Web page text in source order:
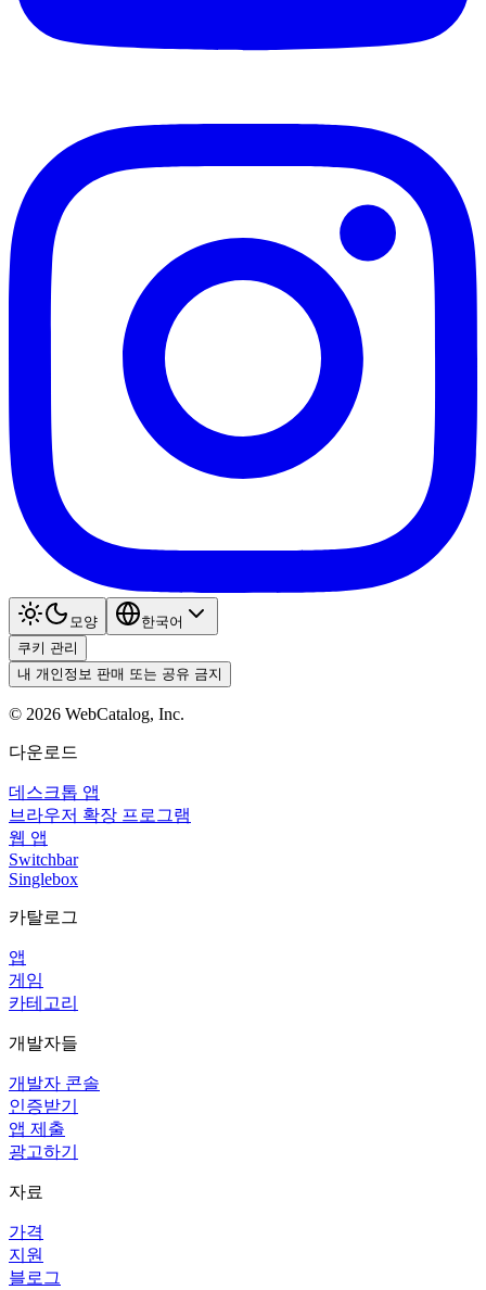
모양
한국어
쿠키 관리
내 개인정보 판매 또는 공유 금지
© 2026 WebCatalog, Inc.
다운로드
데스크톱 앱
브라우저 확장 프로그램
웹 앱
Switchbar
Singlebox
카탈로그
앱
게임
카테고리
개발자들
개발자 콘솔
인증받기
앱 제출
광고하기
자료
가격
지원
블로그